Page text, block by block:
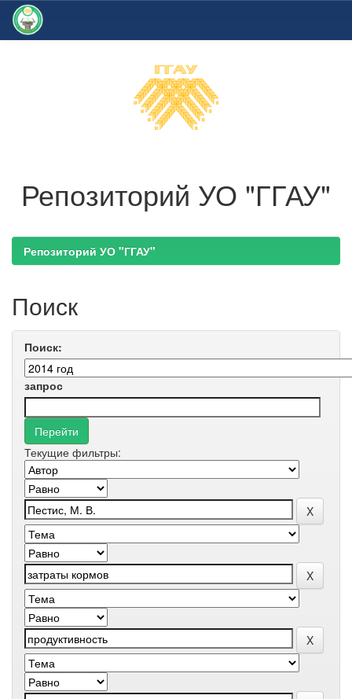
Репозиторий УО "ГГАУ"
Репозиторий УО "ГГАУ"
Поиск
Поиск:
запрос
Текущие фильтры: